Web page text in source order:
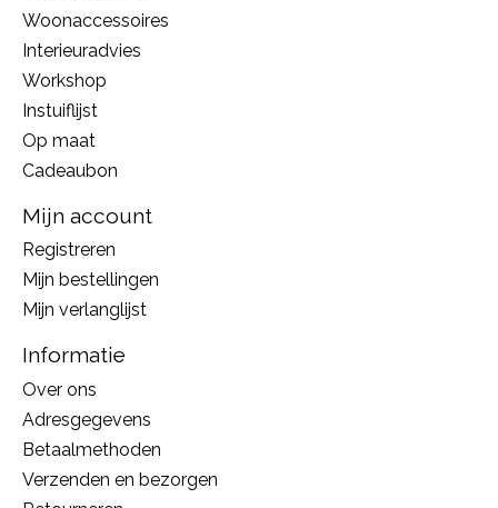
Woonaccessoires
Interieuradvies
Workshop
Instuiflijst
Op maat
Cadeaubon
Mijn account
Registreren
Mijn bestellingen
Mijn verlanglijst
Informatie
Over ons
Adresgegevens
Betaalmethoden
Verzenden en bezorgen